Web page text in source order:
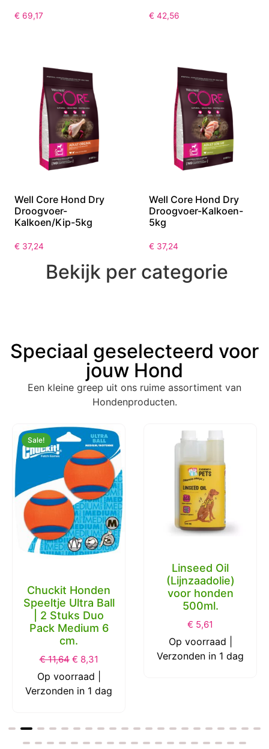
€ 69,17 € 42,56
Well Core Hond Dry
Droogvoer-
Kalkoen/Kip-5kg
€ 37,24
Well Core Hond Dry
Droogvoer-Kalkoen-
5kg
€ 37,24
Bekijk per categorie
Speciaal geselecteerd voor
jouw Hond
Een kleine greep uit ons ruime assortiment van
Hondenproducten.
Sale!
Chuckit Honden
Speeltje Ultra Ball
| 2 Stuks Duo
Pack Medium 6
cm.
€11,64 € 8,31
Op voorraad |
Verzonden in 1 dag
Linseed Oil
(Lijnzaadolie)
voor honden
500ml.
€ 5,61
Op voorraad |
Verzonden in 1 dag